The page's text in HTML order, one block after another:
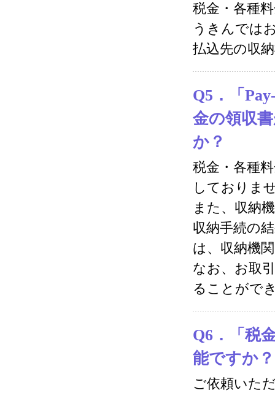
税金・各種
うきんでは
払込先の収
Q5．「
金の領収
か？
税金・各種
しておりま
また、収納
収納手続の
は、収納機
なお、お取
ることがで
Q6．「税
能ですか？
ご依頼いた